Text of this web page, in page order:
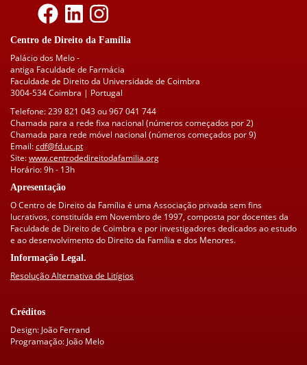
Centro de Direito da Família
Palácio dos Melo -
antiga Faculdade de Farmácia
Faculdade de Direito da Universidade de Coimbra
3004-534 Coimbra | Portugal
Telefone: 239 821 043 ou 967 041 744
Chamada para a rede fixa nacional (números começados por 2)
Chamada para rede móvel nacional (números começados por 9)
Email:cdf@fd.uc.pt
Site:www.centrodedireitodafamilia.org
Horário: 9h - 13h
Apresentação
O Centro de Direito da Família é uma Associação privada sem fins
lucrativos, constituída em Novembro de 1997, composta por docentes da
Faculdade de Direito de Coimbra e por investigadores dedicados ao estudo
e ao desenvolvimento do Direito da Família e dos Menores.
Informação Legal.
Resolução Alternativa de Litígios
Créditos
Design: João Ferrand
Programação: João Melo